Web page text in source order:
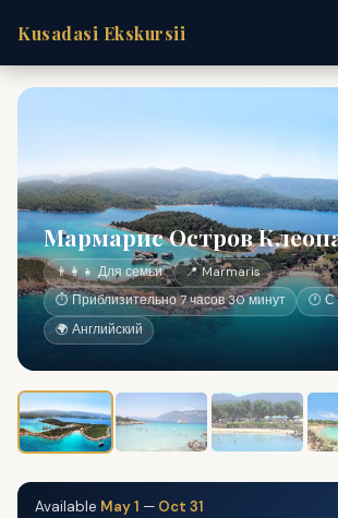
Kusadasi Ekskursii
Мармарис Остров
👨‍👩‍👧 Для семьи
📍 Marmaris
⏱ Приблизительно 7 часов 30 минут
🕐 С
🌍 Английский
Available May 1 — Oct 31